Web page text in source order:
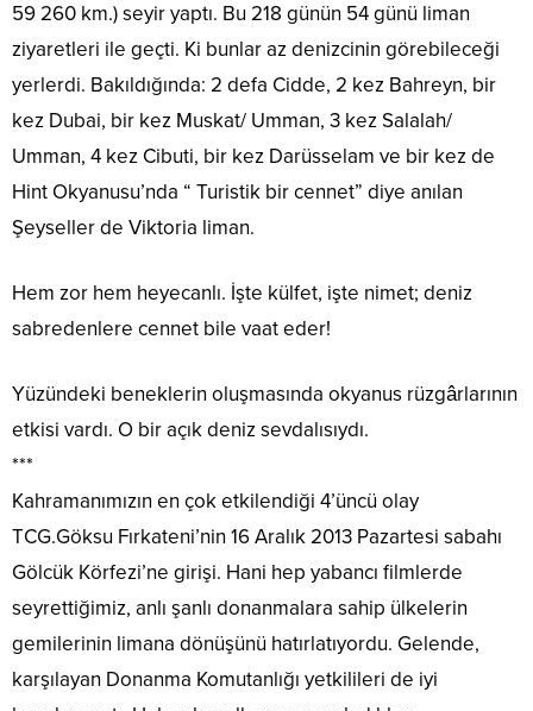
59 260 km.) seyir yaptı. Bu 218 günün 54 günü liman
ziyaretleri ile geçti. Ki bunlar az denizcinin görebileceği
yerlerdi. Bakıldığında: 2 defa Cidde, 2 kez Bahreyn, bir
kez Dubai, bir kez Muskat/ Umman, 3 kez Salalah/
Umman, 4 kez Cibuti, bir kez Darüsselam ve bir kez de
Hint Okyanusu’nda “ Turistik bir cennet” diye anılan
Şeyseller de Viktoria liman.
Hem zor hem heyecanlı. İşte külfet, işte nimet; deniz
sabredenlere cennet bile vaat eder!
Yüzündeki beneklerin oluşmasında okyanus rüzgârlarının
etkisi vardı. O bir açık deniz sevdalısıydı.
***
Kahramanımızın en çok etkilendiği 4’üncü olay
TCG.Göksu Fırkateni’nin 16 Aralık 2013 Pazartesi sabahı
Gölcük Körfezi’ne girişi. Hani hep yabancı filmlerde
seyrettiğimiz, anlı şanlı donanmalara sahip ülkelerin
gemilerinin limana dönüşünü hatırlatıyordu. Gelende,
karşılayan Donanma Komutanlığı yetkilileri de iyi